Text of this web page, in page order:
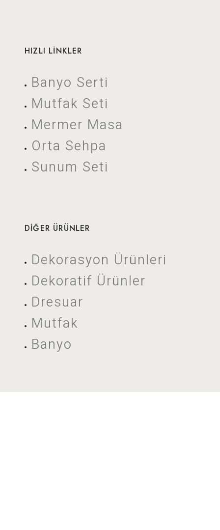
HIZLI LİNKLER
Banyo Serti
Mutfak Seti
Mermer Masa
Orta Sehpa
Sunum Seti
DIĞER ÜRÜNLER
Dekorasyon Ürünleri
Dekoratif Ürünler
Dresuar
Mutfak
Banyo